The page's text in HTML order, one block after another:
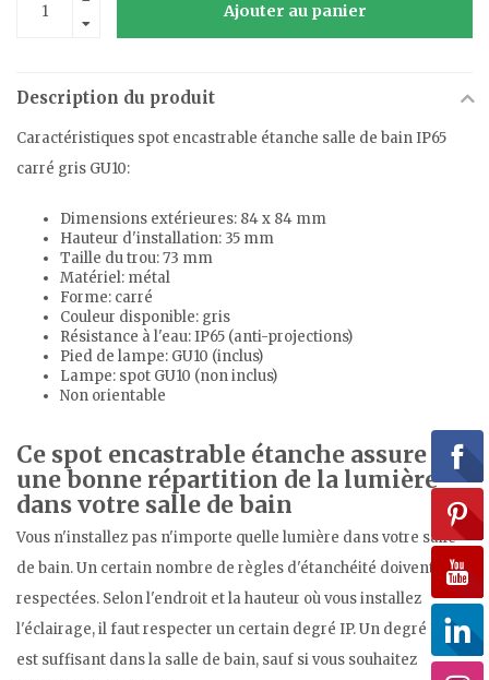
Ajouter au panier
Description du produit
Caractéristiques spot encastrable étanche salle de bain IP65
carré gris GU10:
Dimensions extérieures: 84 x 84 mm
Hauteur d'installation: 35 mm
Taille du trou: 73 mm
Matériel: métal
Forme: carré
Couleur disponible: gris
Résistance à l'eau: IP65 (anti-projections)
Pied de lampe: GU10 (inclus)
Lampe: spot GU10 (non inclus)
Non orientable
Ce spot encastrable étanche assure
une bonne répartition de la lumière
dans votre salle de bain
Vous n'installez pas n'importe quelle lumière dans votre salle
de bain. Un certain nombre de règles d'étanchéité doivent être
respectées. Selon l'endroit et la hauteur où vous installez
l'éclairage, il faut respecter un certain degré IP. Un degré IP65
est suffisant dans la salle de bain, sauf si vous souhaitez